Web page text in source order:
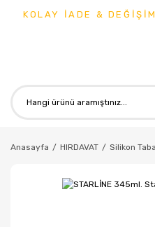
KOLAY İADE & DEĞİŞİM
Anasayfa HIRDAVAT Silikon